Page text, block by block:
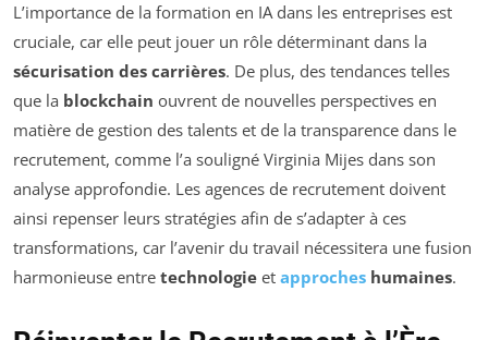
L’importance de la formation en IA dans les entreprises est
cruciale, car elle peut jouer un rôle déterminant dans la
sécurisation des carrières. De plus, des tendances telles
que la blockchain ouvrent de nouvelles perspectives en
matière de gestion des talents et de la transparence dans le
recrutement, comme l’a souligné Virginia Mijes dans son
analyse approfondie. Les agences de recrutement doivent
ainsi repenser leurs stratégies afin de s’adapter à ces
transformations, car l’avenir du travail nécessitera une fusion
harmonieuse entre technologie et approches humaines.